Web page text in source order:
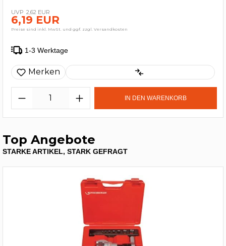
2,62 EUR
6,19 EUR
Preise sind inkl. MwSt. und ggf. zzgl. Versandkosten
1-3 Werktage
Merken
IN DEN WARENKORB
Top Angebote
STARKE ARTIKEL, STARK GEFRAGT